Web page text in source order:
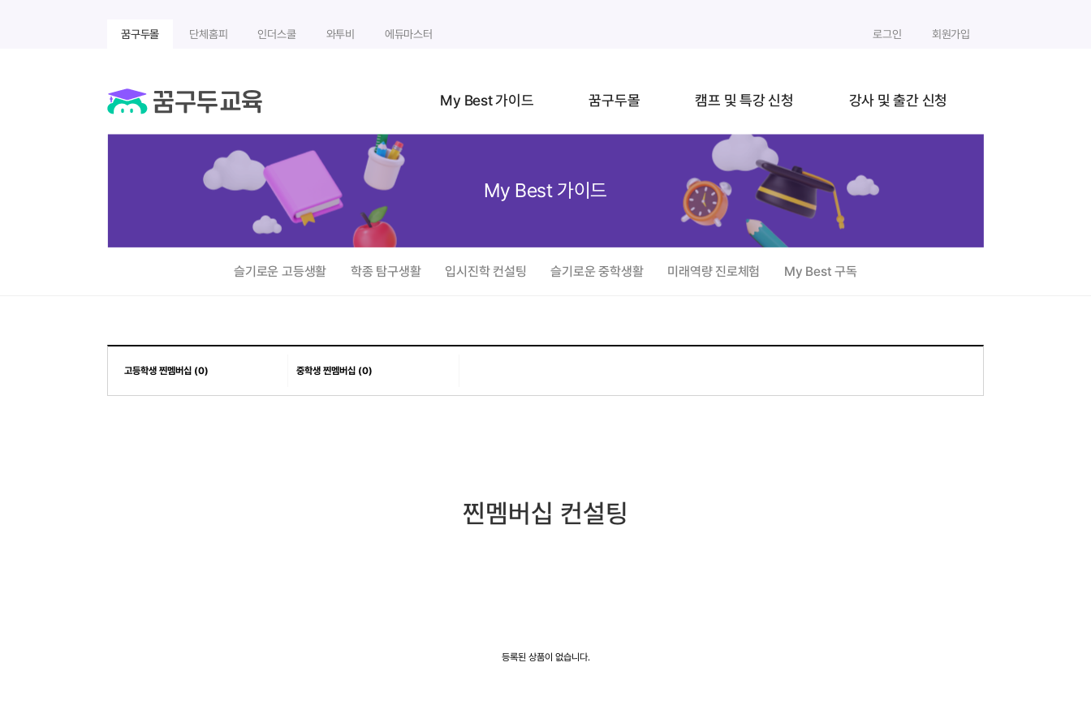
꿈구두몰 단체홈피 인더스쿨 와투비 에듀마스터 로그인 회원가입
My Best 가이드 꿈구두몰 캠프 및 특강 신청 강사 및 출간 신청
My Best 가이드
슬기로운 고등생활 학종 탐구생활 입시진학 컨설팅 슬기로운 중학생활 미래역량 진로체험 My Best 구독
고등학생 찐멤버십 (0) 중학생 찐멤버십 (0)
찐멤버십 컨설팅
등록된 상품이 없습니다.